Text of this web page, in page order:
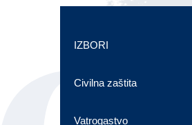
IZBORI
Civilna zaštita
Vatrogastvo